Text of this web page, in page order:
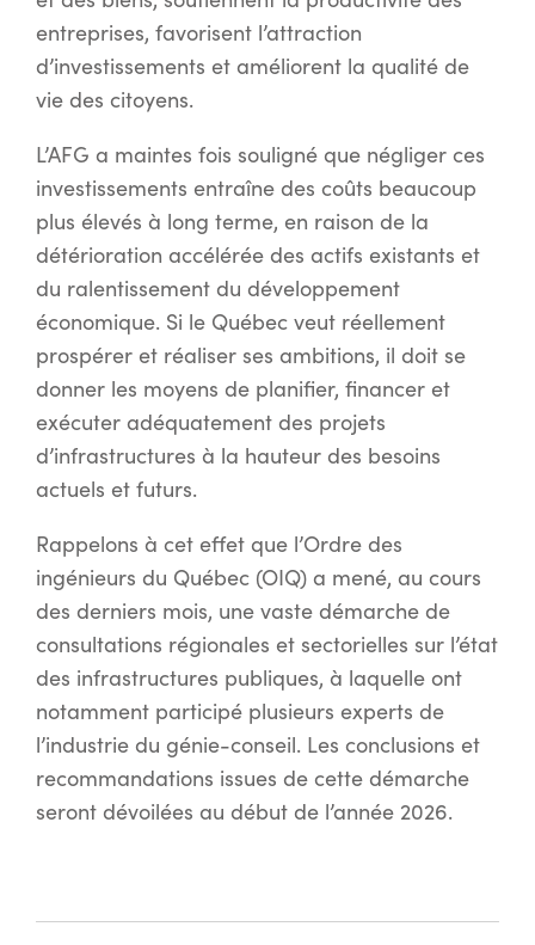
entreprises, favorisent l’attraction
d’investissements et améliorent la qualité de
vie des citoyens.
L’AFG a maintes fois souligné que négliger ces
investissements entraîne des coûts beaucoup
plus élevés à long terme, en raison de la
détérioration accélérée des actifs existants et
du ralentissement du développement
économique. Si le Québec veut réellement
prospérer et réaliser ses ambitions, il doit se
donner les moyens de planifier, financer et
exécuter adéquatement des projets
d’infrastructures à la hauteur des besoins
actuels et futurs.
Rappelons à cet effet que l’Ordre des
ingénieurs du Québec (OIQ) a mené, au cours
des derniers mois, une vaste démarche de
consultations régionales et sectorielles sur l’état
des infrastructures publiques, à laquelle ont
notamment participé plusieurs experts de
l’industrie du génie-conseil. Les conclusions et
recommandations issues de cette démarche
seront dévoilées au début de l’année 2026.